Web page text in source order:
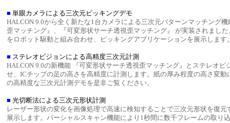
■ 単眼カメラによる三次元ピッキングデモ
HALCON 9.0から全く新たな1台カメラによる三次元パターンマッチング
歪マッチング』、『可変形状サーチ透視歪マッチング』 が実装されまし
をロボット駆動と組み合わせ、ピッキングアプリケーションを展示します
■ ステレオビジョンによる高精度三次元計測
HALCON 9.0の新機能 『可変形状サーチ透視歪マッチング』とステレオビ
せ、ICチップの足の高さを高精度に計測します。紙の厚み程度の高さ変動
の高精度な三次元計測デモを是非ご覧ください。
■ 光切断法による三次元形状計測
レーザー形状の変化を画像処理で高速に検知することで三次元形状を復元
展示します。パーシャルスキャン機能により1秒間に数千フレームの取り